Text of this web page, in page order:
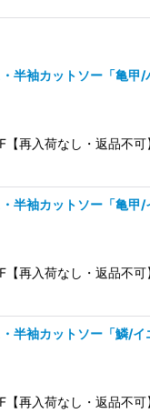
半袖カットソー「亀甲/
再入荷なし・返品不
半袖カットソー「亀甲/
再入荷なし・返品不
半袖カットソー「鱗/イ
再入荷なし・返品不